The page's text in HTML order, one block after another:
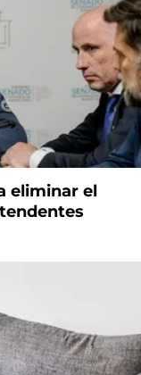
eliminar el